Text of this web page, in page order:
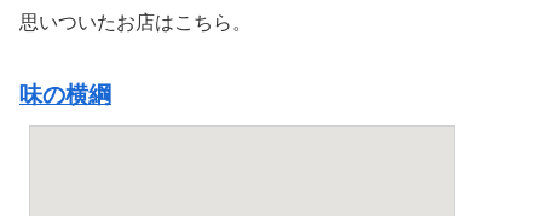
思いついたお店はこちら。
味の横綱